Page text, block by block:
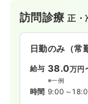
訪問診療正・
日勤のみ（常
給与 38.0万円
※一例
時間 9:00～